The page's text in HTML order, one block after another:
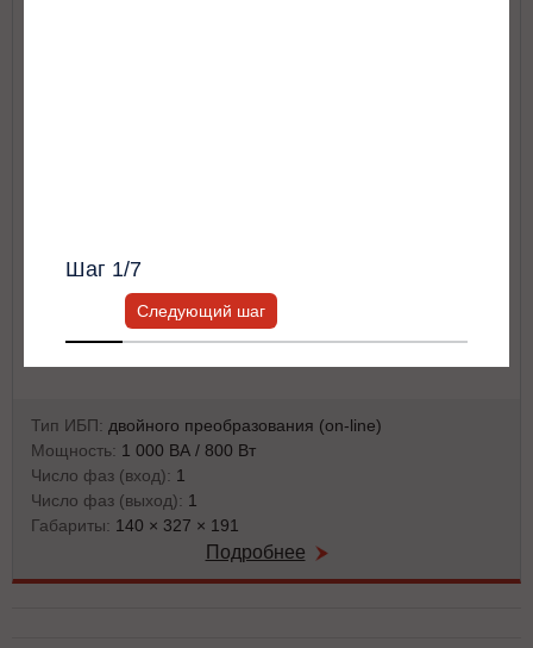
Тип ИБП: двойного преобразования (on-line)
Мощность: 1 000 ВА / 800 Вт
Число фаз (вход): 1
Число фаз (выход): 1
Габариты: 140 × 327 × 191
Подробнее
Шаг 1/7
Следующий шаг